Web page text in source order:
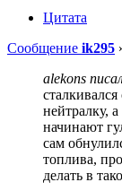
Цитата
Сообщение ik295
alekons
нейтралку,
начинают
сам
топлива,
делать в